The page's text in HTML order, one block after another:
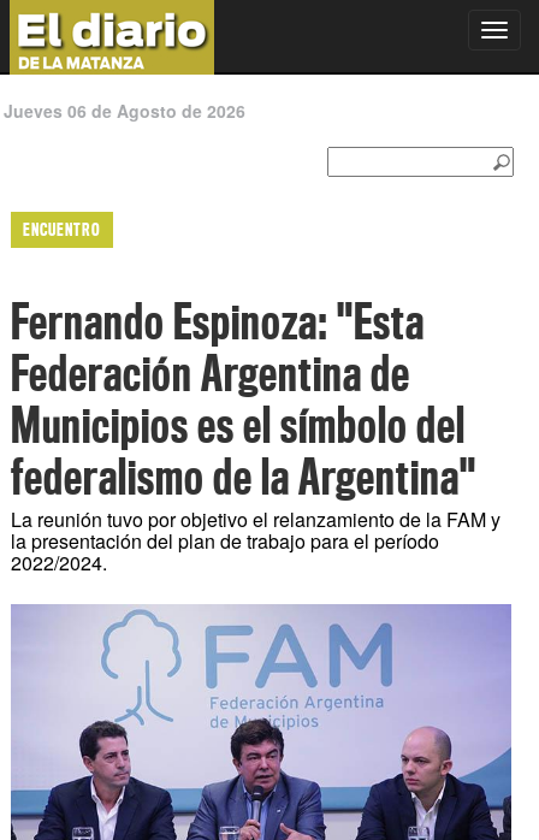
Jueves 06 de Agosto de 2026
ENCUENTRO
Fernando Espinoza: "Esta
Federación Argentina de
Municipios es el símbolo del
federalismo de la Argentina"
La reunión tuvo por objetivo el relanzamiento de la FAM y
la presentación del plan de trabajo para el período
2022/2024.